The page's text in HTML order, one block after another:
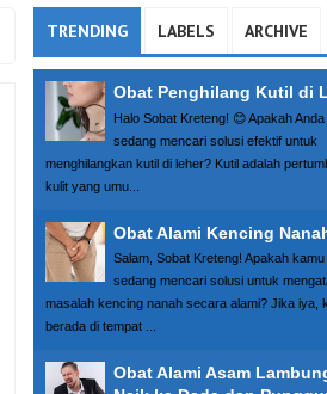
TRENDING LABELS ARCHIVE
Obat Penghilang Kutil di
Halo Sobat Kreteng! 😊 Apakah Anda
sedang mencari solusi efektif untuk
menghilangkan kutil di leher? Kutil adalah
kulit yang umu...
Obat Alami Kencing
Salam, Sobat Kreteng! Apakah kamu
sedang mencari solusi untuk
masalah kencing nanah secara alami? Jika iya,
berada di tempat ...
Obat Alami Asam